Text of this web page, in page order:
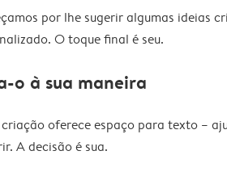
por lhe sugerir algumas ideias
O toque final é seu.
o à sua maneira
oferece espaço para texto –
A decisão é sua.